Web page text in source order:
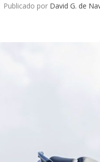
Publicado por David G. de